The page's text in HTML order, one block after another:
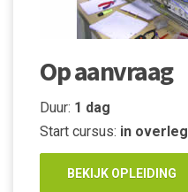
Op aanvraag
Duur: 1 dag
Start cursus: in overleg
BEKIJK OPLEIDING